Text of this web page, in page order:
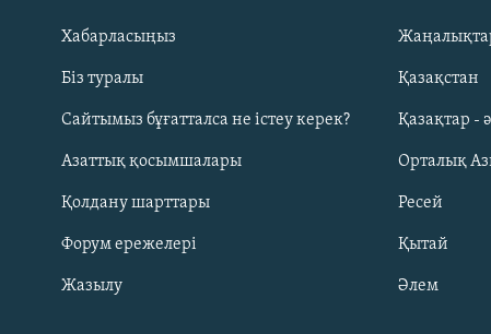
Русский
ЖАЗЫЛЫҢЫЗ
Хабарласыңыз
Біз туралы
Сайтымыз бұғатталса не істеу керек?
Азаттық қосымшалары
Қолдану шарттары
Форум ережелері
Жазылу
Қазақстан
Қазақтар -
Орталық
Ресей
Қытай
Әлем